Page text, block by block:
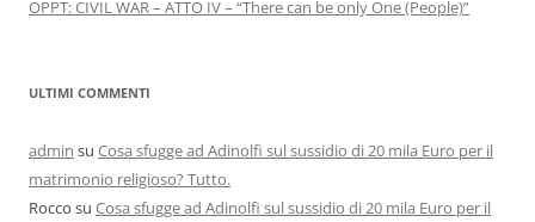
OPPT: CIVIL WAR – ATTO IV – “There can be only One (People)”
ULTIMI COMMENTI
admin su Cosa sfugge ad Adinolfi sul sussidio di 20 mila Euro per il
matrimonio religioso? Tutto.
Rocco su Cosa sfugge ad Adinolfi sul sussidio di 20 mila Euro per il